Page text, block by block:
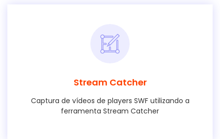
Stream Catcher
Captura de vídeos de players SWF utilizando a
ferramenta Stream Catcher